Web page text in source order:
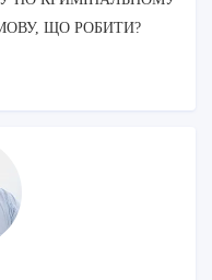
ЩО РОБИТИ?